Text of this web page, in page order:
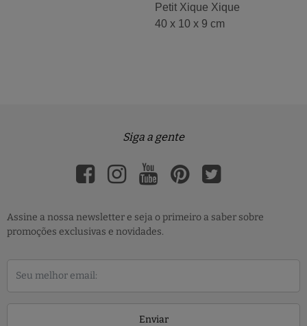
Petit Xique Xique
40 x 10 x 9 cm
Siga a gente
Assine a nossa newsletter e seja o primeiro a saber sobre
promoções exclusivas e novidades.
Enviar